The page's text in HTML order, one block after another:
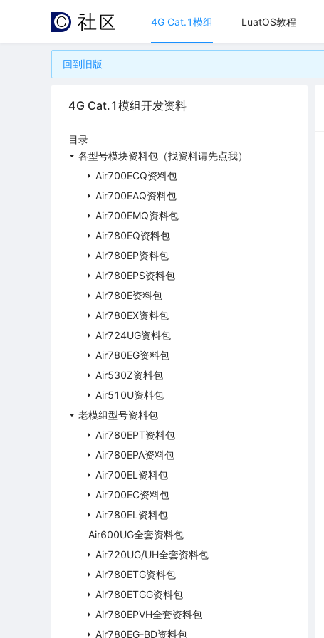
4G Cat.1模组 LuatOS教程
回到旧版
4G Cat.1模组开发资料
目录
各型号模块资料包（找资料请先点我）
Air700ECQ资料包
Air700EAQ资料包
Air700EMQ资料包
Air780EQ资料包
Air780EP资料包
Air780EPS资料包
Air780E资料包
Air780EX资料包
Air724UG资料包
Air780EG资料包
Air530Z资料包
Air510U资料包
老模组型号资料包
Air780EPT资料包
Air780EPA资料包
Air700EL资料包
Air700EC资料包
Air780EL资料包
Air600UG全套资料包
Air720UG/UH全套资料包
Air780ETG资料包
Air780ETGG资料包
Air780EPVH全套资料包
Air780EG-BD资料包